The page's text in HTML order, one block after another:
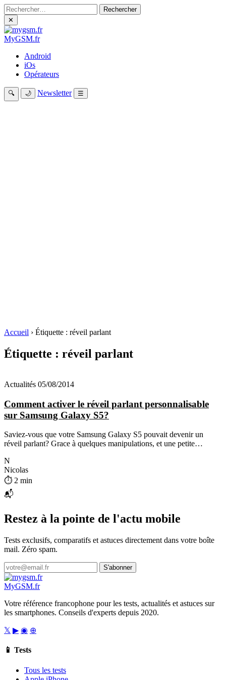
Rechercher :
✕
MyGSM.fr
Android
iOs
Opérateurs
🔍 🌙 Newsletter ☰
Accueil › Étiquette : réveil parlant
Étiquette : réveil parlant
Actualités 05/08/2014
Comment activer le réveil parlant personnalisable
sur Samsung Galaxy S5?
Saviez-vous que votre Samsung Galaxy S5 pouvait devenir un
réveil parlant? Grace à quelques manipulations, et une petite…
N
Nicolas
⏱ 2 min
📬
Restez à la pointe de l'actu mobile
Tests exclusifs, comparatifs et astuces directement dans votre boîte
mail. Zéro spam.
S'abonner
MyGSM.fr
Votre référence francophone pour les tests, actualités et astuces sur
les smartphones. Conseils d'experts depuis 2020.
𝕏 ▶ ◉ ⊕
📱 Tests
Tous les tests